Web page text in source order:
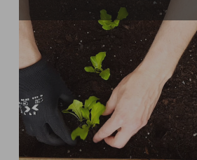
Influencer: Cultivo Paso